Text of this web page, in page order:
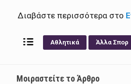
Διαβάστε περισσότερα στο
Αθλητικά Άλλα Σπορ
Μοιραστείτε το Άρθρο